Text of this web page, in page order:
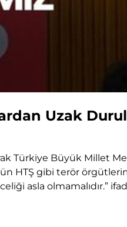
Uzak
Türkiye Büyük Millet
HTŞ gibi terör
asla olmamalıdır.”